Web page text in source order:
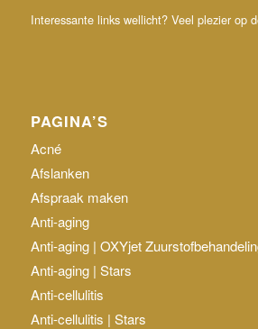
Interessante links wellicht? Veel plezier op
PAGINA’S
Acné
Afslanken
Afspraak maken
Anti-aging
Anti-aging | OXYjet
Anti-aging | Stars
Anti-cellulitis
Anti-cellulitis | Stars